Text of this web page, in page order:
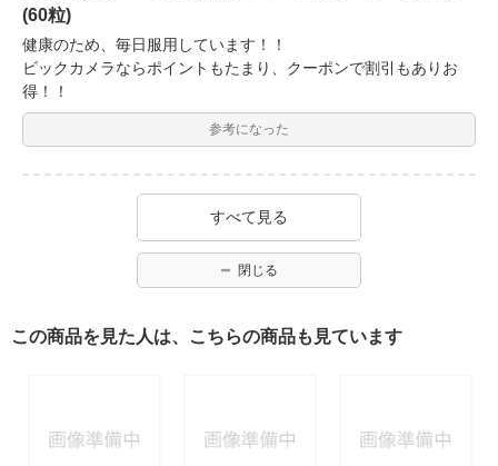
(60粒)
健康のため、毎日服用しています！！
ビックカメラならポイントもたまり、クーポンで割引もありお
得！！
参考になった
すべて見る
閉じる
この商品を見た人は、こちらの商品も見ています